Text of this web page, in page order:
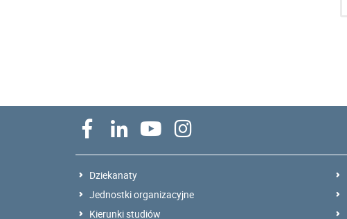
Dziekanaty
Jednostki organizacyjne
Kierunki studiów